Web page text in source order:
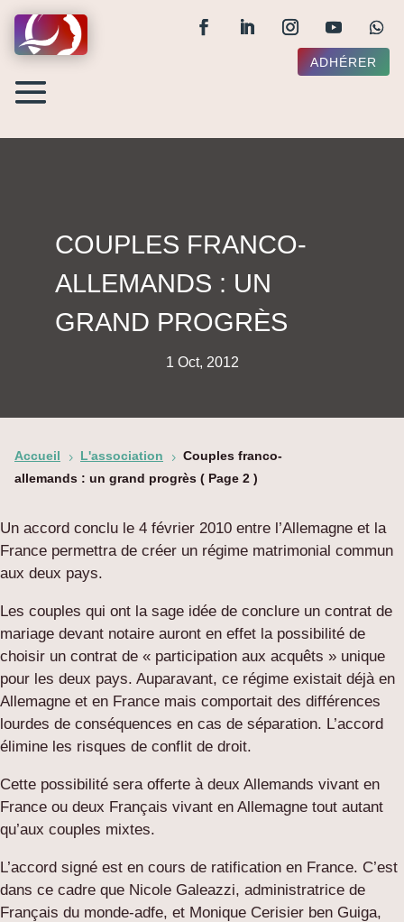
ADHÉRER
COUPLES FRANCO-
ALLEMANDS : UN
GRAND PROGRÈS
1 Oct, 2012
Accueil 5 L'association 5 Couples franco-
allemands : un grand progrès ( Page 2 )
Un accord conclu le 4 février 2010 entre l’Allemagne et la
France permettra de créer un régime matrimonial commun
aux deux pays.
Les couples qui ont la sage idée de conclure un contrat de
mariage devant notaire auront en effet la possibilité de
choisir un contrat de « participation aux acquêts » unique
pour les deux pays. Auparavant, ce régime existait déjà en
Allemagne et en France mais comportait des différences
lourdes de conséquences en cas de séparation. L’accord
élimine les risques de conflit de droit.
Cette possibilité sera offerte à deux Allemands vivant en
France ou deux Français vivant en Allemagne tout autant
qu’aux couples mixtes.
L’accord signé est en cours de ratification en France. C’est
dans ce cadre que Nicole Galeazzi, administratrice de
Français du monde-adfe, et Monique Cerisier ben Guiga,